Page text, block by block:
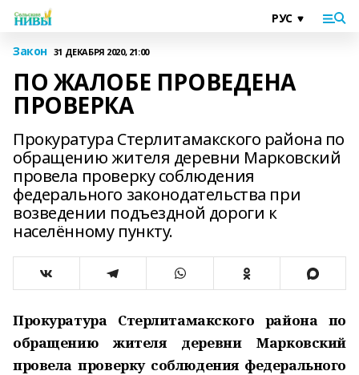
Закон 31 ДЕКАБРЯ 2020, 21:00
ПО ЖАЛОБЕ ПРОВЕДЕНА
ПРОВЕРКА
Прокуратура Стерлитамакского района по
обращению жителя деревни Марковский
провела проверку соблюдения
федерального законодательства при
возведении подъездной дороги к
населённому пункту.
Прокуратура Стерлитамакского района по
обращению жителя деревни Марковский
провела проверку соблюдения федерального